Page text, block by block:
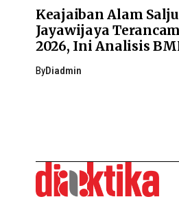
Keajaiban Alam
Jayawijaya
2026, Ini Analisis
ByDiadmin